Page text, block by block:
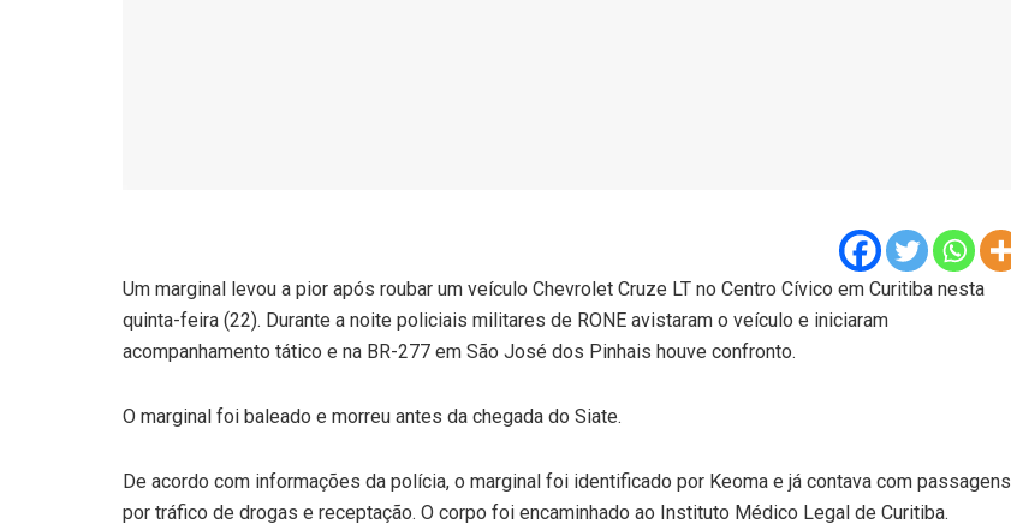
Um marginal levou a pior após roubar um veículo Chevrolet Cruze LT no Centro Cívico em Curitiba nesta
quinta-feira (22). Durante a noite policiais militares de RONE avistaram o veículo e iniciaram
acompanhamento tático e na BR-277 em São José dos Pinhais houve confronto.
O marginal foi baleado e morreu antes da chegada do Siate.
De acordo com informações da polícia, o marginal foi identificado por Keoma e já contava com passagens
por tráfico de drogas e receptação. O corpo foi encaminhado ao Instituto Médico Legal de Curitiba.